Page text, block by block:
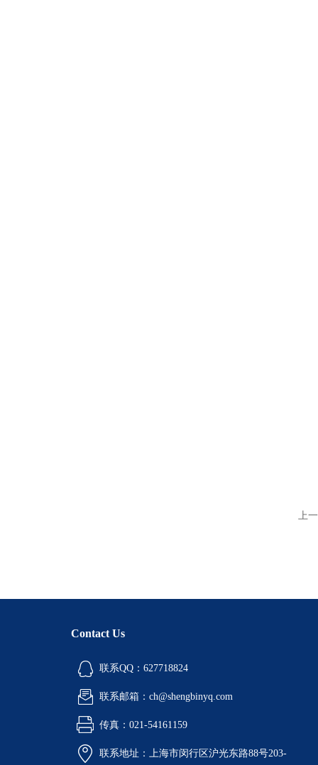
上
Contact Us
联系QQ：627718824
联系邮箱：ch@shengbinyq.com
传真：021-54161159
联系地址：上海市闵行区沪光东路88号203-